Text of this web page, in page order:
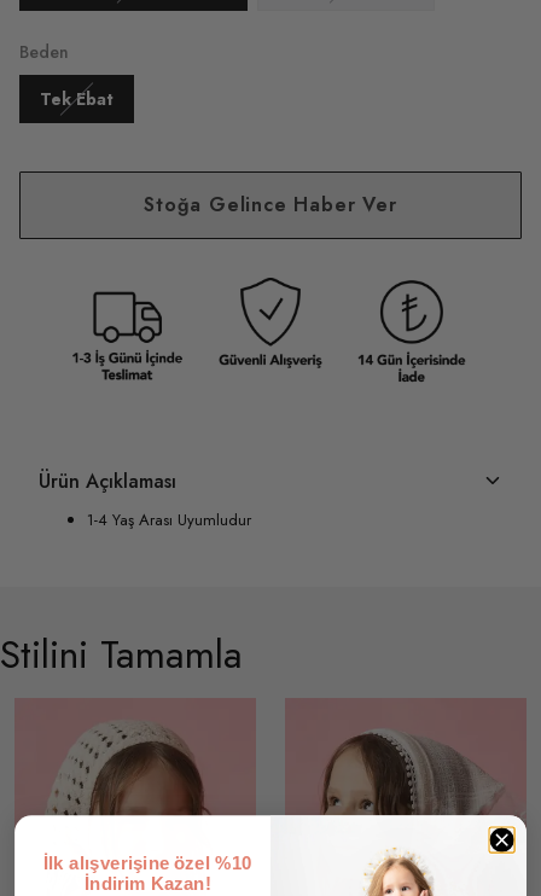
Beden
Tek Ebat
Stoğa Gelince Haber Ver
Ürün Açıklaması
1-4 Yaş Arası Uyumludur
Stilini Tamamla
İlk alışverişine özel %10
İndirim Kazan!